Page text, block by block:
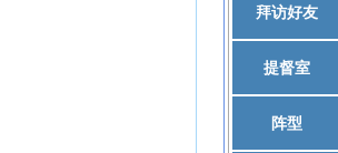
拜访好友
提督室
阵型